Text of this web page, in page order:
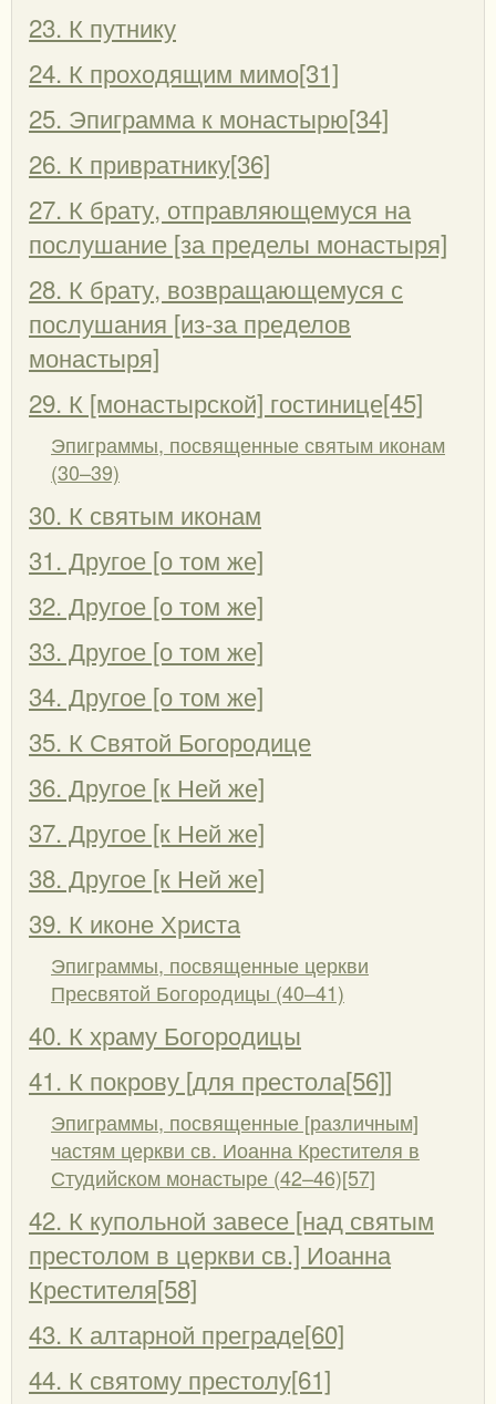
23. К путнику
24. К проходящим мимо[31]
25. Эпиграмма к монастырю[34]
26. К привратнику[36]
27. К брату, отправляющемуся на
послушание [за пределы монастыря]
28. К брату, возвращающемуся с
послушания [из-за пределов
монастыря]
29. К [монастырской] гостинице[45]
Эпиграммы, посвященные святым иконам
(30–39)
30. К святым иконам
31. Другое [о том же]
32. Другое [о том же]
33. Другое [о том же]
34. Другое [о том же]
35. К Святой Богородице
36. Другое [к Ней же]
37. Другое [к Ней же]
38. Другое [к Ней же]
39. К иконе Христа
Эпиграммы, посвященные церкви
Пресвятой Богородицы (40–41)
40. К храму Богородицы
41. К покрову [для престола[56]]
Эпиграммы, посвященные [различным]
частям церкви св. Иоанна Крестителя в
Студийском монастыре (42–46)[57]
42. К купольной завесе [над святым
престолом в церкви св.] Иоанна
Крестителя[58]
43. К алтарной преграде[60]
44. К святому престолу[61]